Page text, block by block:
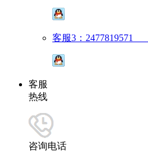
客服3：2477819571
客服
热线
咨询电话